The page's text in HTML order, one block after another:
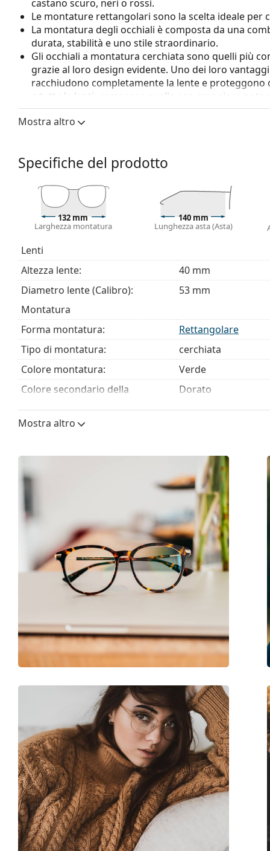
castano scuro, neri o rossi.
Le montature rettangolari sono la scelta ideale per
La montatura degli occhiali è composta da una
durata, stabilità e uno stile straordinario.
Gli occhiali a montatura cerchiata sono quelli più
grazie al loro design evidente. Uno dei loro
racchiudono completamente la lente e
a tutte le lenti, comprese quelle con maggiore
Accessori
Il panno in dotazione è ideale per la pulizia e la
essere forniti con un sacchetto di tessuto anziché
Esplora l'intera gamma di
occhiali da vistae scopri la
stili, oppure consulta la nostra guida agli occhiali da
È un dispositivo medico. Leggere attentamente le
Mostra altro
Specifiche del prodotto
132 mm
Larghezza montatura
140 mm
Lunghezza asta (Asta)
Lenti
Altezza lente:
40 mm
Diametro lente (Calibro):
53 mm
Montatura
Forma montatura:
Rettangolare
Tipo di montatura:
cerchiata
Colore montatura:
Verde
Colore secondario della
Dorato
Materiale montatura:
132 mm
Lunghezza asta (Asta):
140 mm
15 mm
Peso:
110 g
Naselli regolabili:
No
Cerniere a molla:
No
No
Custodia:
Panno per pulizia:
Sì
Occhiali da vista
Hugo Boss
Codice:
1390 1ED 15 53
Mostra altro